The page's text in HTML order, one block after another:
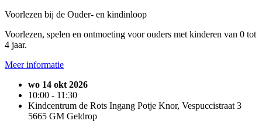
Voorlezen bij de Ouder- en kindinloop
Voorlezen, spelen en ontmoeting voor ouders met kinderen van 0 tot
4 jaar.
Meer informatie
wo 14 okt 2026
10:00 - 11:30
Kindcentrum de Rots Ingang Potje Knor, Vespuccistraat 3
5665 GM Geldrop